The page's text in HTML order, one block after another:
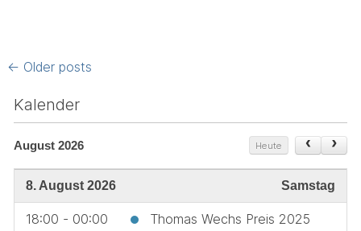
Posts
← Older posts
Kalender
August 2026 Heute
8. August 2026 Samstag
18:00 - 00:00 Thomas Wechs Preis 2025